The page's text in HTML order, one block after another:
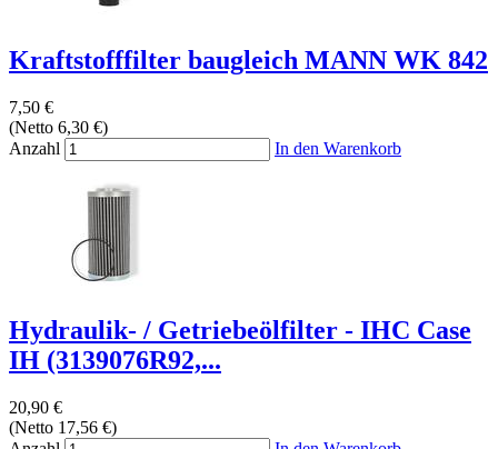
Kraftstofffilter baugleich MANN WK 842
7,50 €
(Netto 6,30 €)
Anzahl
In den Warenkorb
Hydraulik- / Getriebeölfilter - IHC Case
IH (3139076R92,...
20,90 €
(Netto 17,56 €)